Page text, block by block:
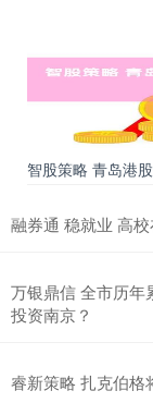
智股策略 青岛港
融券通 稳就业 高
万银鼎信 全市历年
投资南京？
睿新策略 扎克伯格